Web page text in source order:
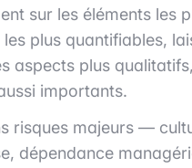
sur les éléments les
les plus quantifiables,
aspects plus qualitatifs,
importants.
risques majeurs —
dépendance